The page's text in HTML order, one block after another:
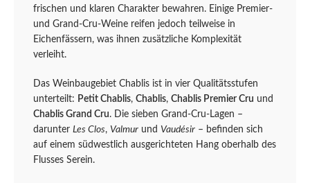
frischen und klaren Charakter bewahren. Einige Premier-
und Grand-Cru-Weine reifen jedoch teilweise in
Eichenfässern, was ihnen zusätzliche Komplexität
verleiht.
Das Weinbaugebiet Chablis ist in vier Qualitätsstufen
unterteilt: Petit Chablis, Chablis, Chablis Premier Cru und
Chablis Grand Cru. Die sieben Grand-Cru-Lagen –
darunter Les Clos, Valmur und Vaudésir – befinden sich
auf einem südwestlich ausgerichteten Hang oberhalb des
Flusses Serein.